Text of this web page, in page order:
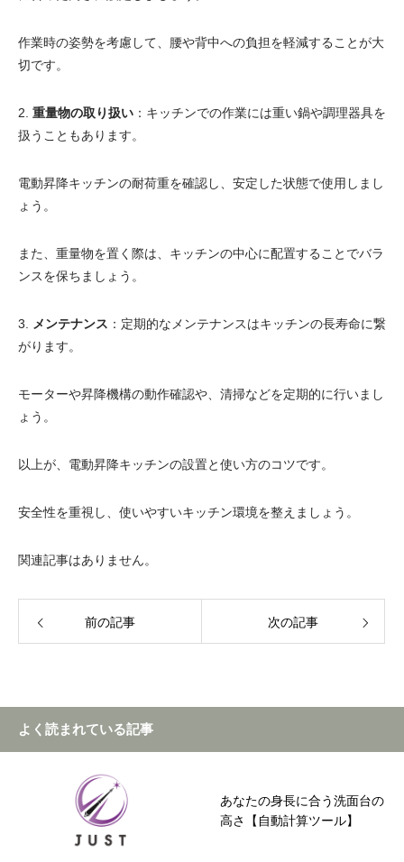
作業時の姿勢を考慮して、腰や背中への負担を軽減することが大
切です。
2. 重量物の取り扱い ：キッチンでの作業には重い鍋や調理器具を
扱うこともあります。
電動昇降キッチンの耐荷重を確認し、安定した状態で使用しまし
ょう。
また、重量物を置く際は、キッチンの中心に配置することでバラ
ンスを保ちましょう。
3. メンテナンス ：定期的なメンテナンスはキッチンの長寿命に繋
がります。
モーターや昇降機構の動作確認や、清掃などを定期的に行いまし
ょう。
以上が、電動昇降キッチンの設置と使い方のコツです。
安全性を重視し、使いやすいキッチン環境を整えましょう。
関連記事はありません。
前の記事 次の記事
よく読まれている記事
あなたの身長に合う洗面台の
高さ【自動計算ツール】